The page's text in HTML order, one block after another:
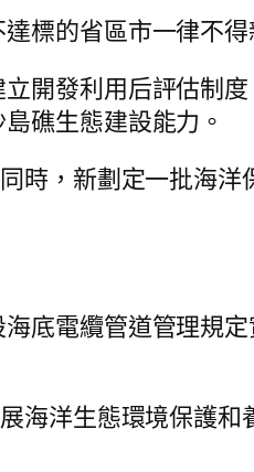
標的省區市一律不得
開發利用后評估制
礁生態建設能力。
時，新劃定一批海洋
底電纜管道管理規
海洋生態環境保護和